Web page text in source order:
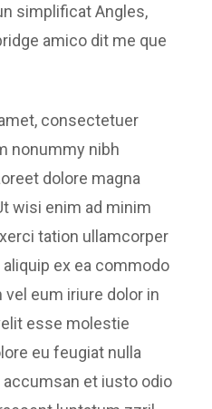
simplificat Angles,
amico dit me que
consectetuer
nonummy nibh
dolore magna
wisi enim ad minim
tation ullamcorper
ex ea commodo
eum iriure dolor in
esse molestie
eu feugiat nulla
et iusto odio